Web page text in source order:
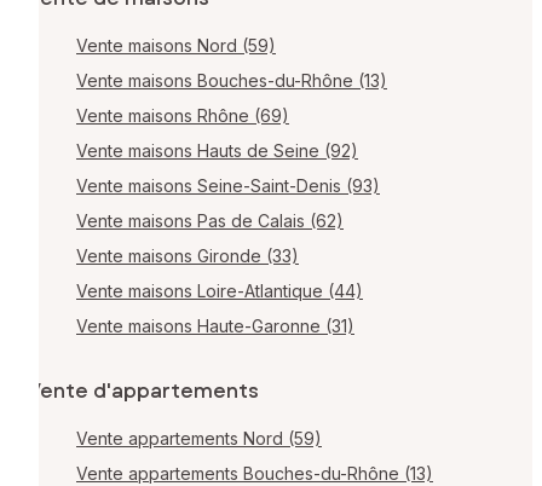
Vente maisons Nord (59)
Vente maisons Bouches-du-Rhône (13)
Vente maisons Rhône (69)
Vente maisons Hauts de Seine (92)
Vente maisons Seine-Saint-Denis (93)
Vente maisons Pas de Calais (62)
Vente maisons Gironde (33)
Vente maisons Loire-Atlantique (44)
Vente maisons Haute-Garonne (31)
Vente d'appartements
Vente appartements Nord (59)
Vente appartements Bouches-du-Rhône (13)